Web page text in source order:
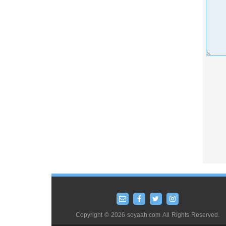
Copyright © 2026 soyaah.com All Rights Reserved.